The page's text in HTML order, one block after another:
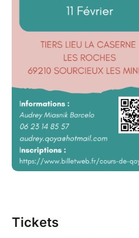
Tickets